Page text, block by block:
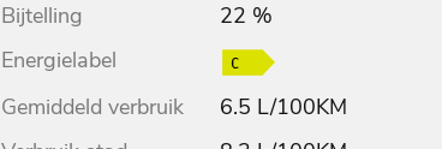
Bijtelling
22 %
Energielabel
Gemiddeld verbruik
6.5 L/100KM